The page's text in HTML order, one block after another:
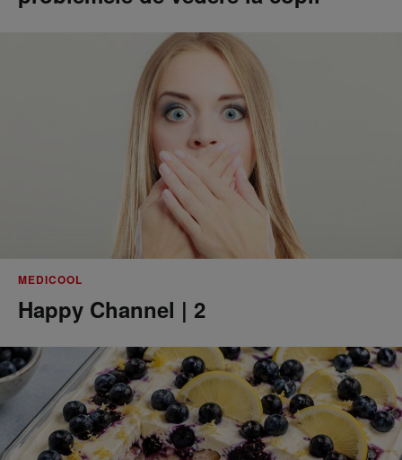
MEDICOOL
Happy Channel | 2